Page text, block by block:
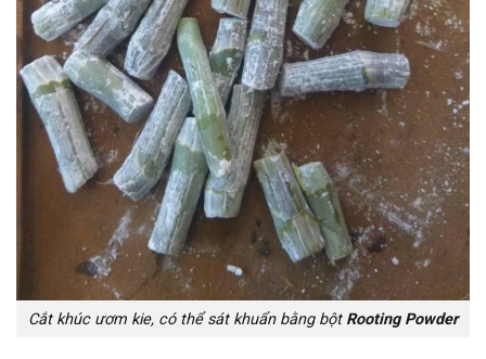
Cắt khúc ươm kie, có thể sát khuẩn bằng bột Rooting Powder